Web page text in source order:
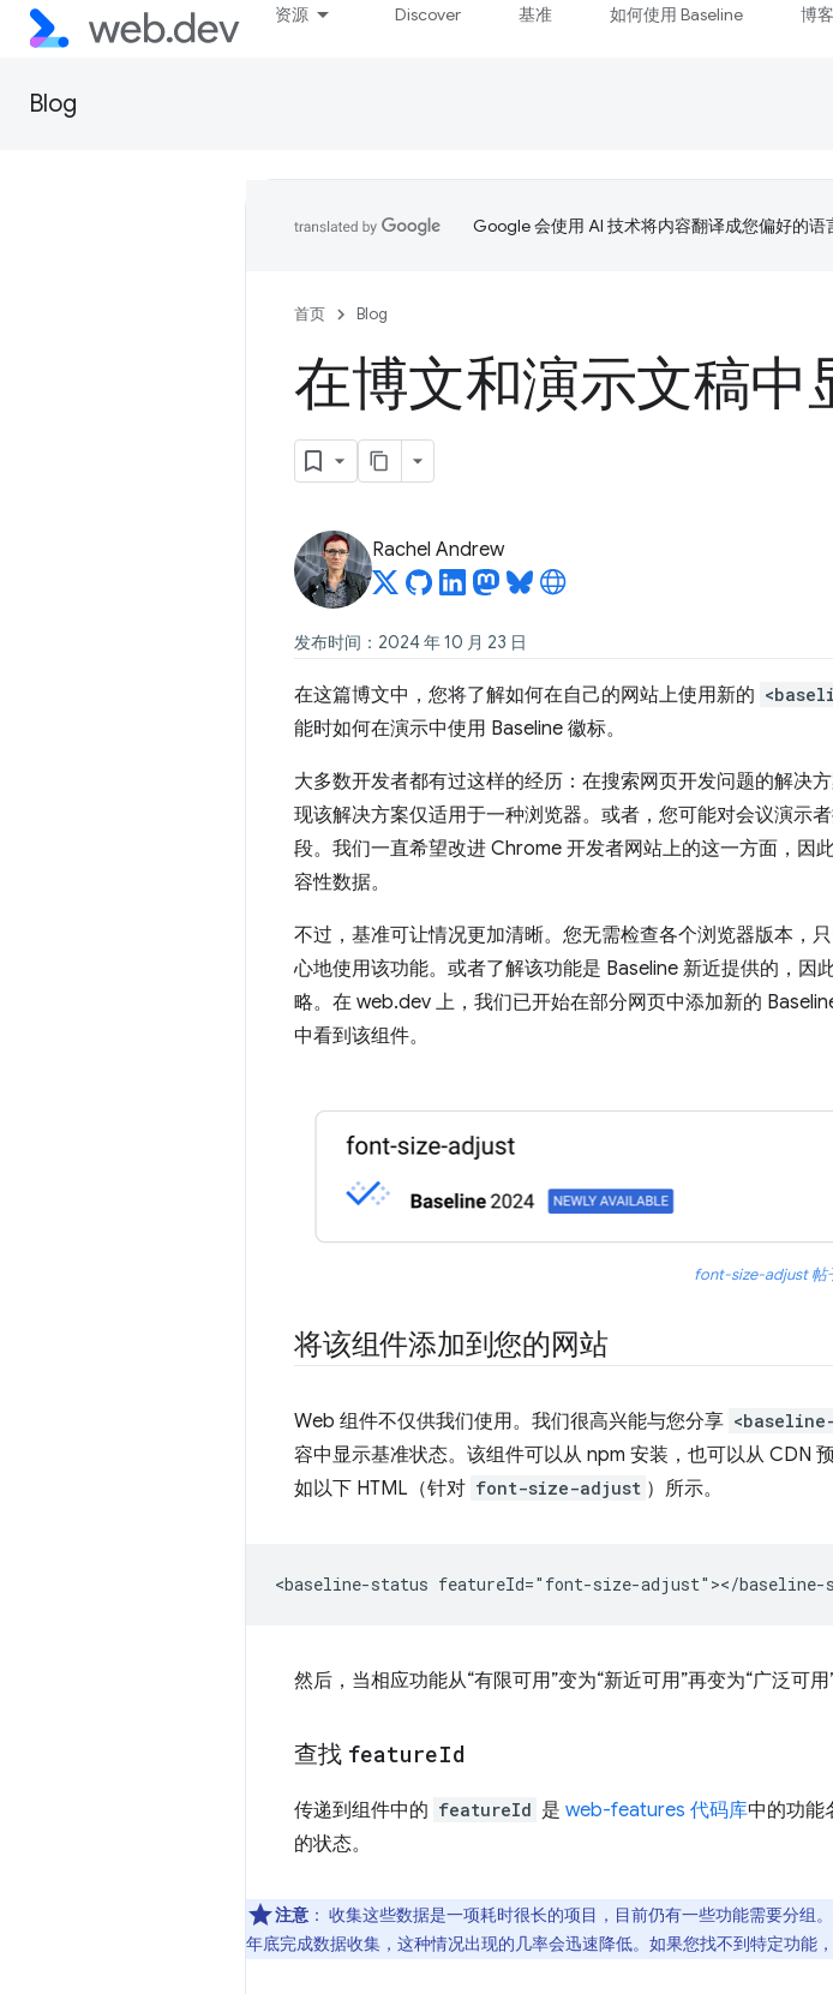
资源 Discover 基准 如何使用 Baseline 博客
Blog
Google 会使用 AI 技术将内容翻译成您偏好的语
首页 Blog
在博文和演示文稿中
Rachel Andrew
发布时间：2024 年 10 月 23 日
在这篇博文中，您将了解如何在自己的网站上使用新的
能时如何在演示中使用 Baseline 徽标。
大多数开发者都有过这样的经历：在搜索网页开发问题的解决
现该解决方案仅适用于一种浏览器。或者，您可能对会议演示
段。我们一直希望改进 Chrome 开发者网站上的这一方面，因
容性数据。
不过，基准可让情况更加清晰。您无需检查各个浏览器版本，
心地使用该功能。或者了解该功能是 Baseline 新近提供的，
略。在 web.dev 上，我们已开始在部分网页中添加新的
中看到该组件。
font-size-adjust 帖
将该组件添加到您的网站
Web 组件不仅供我们使用。我们很高兴能与您分享
容中显示基准状态。该组件可以从 npm 安装，也可以从 CDN
如以下 HTML（针对 font-size-adjust ）所示。
然后，当相应功能从“有限可用”变为“新近可用”再变为“广泛可用
查找 featureId
传递到组件中的 featureId 是 web-features 代码库中的功能
的状态。
注意 ： 收集这些数据是一项耗时很长的项目，目前仍有一些功能需要分组
年底完成数据收集，这种情况出现的几率会迅速降低。如果您找不到特定功能